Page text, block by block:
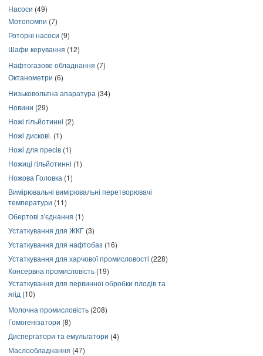
Насоси (49)
Мотопомпи (7)
Роторні насоси (9)
Шафи керування (12)
Нафтогазове обладнання (7)
Октанометри (6)
Низьковольтна апаратура (34)
Новини (29)
Ножі гільйотинні (2)
Ножі дискові. (1)
Ножі для пресів (1)
Ножиці гільйотинні (1)
Ножова Головка (1)
Вимірювальні вимірювальні перетворювачі
температури (11)
Обертові з'єднання (1)
Устаткування для ЖКГ (3)
Устаткування для нафтобаз (16)
Устаткування для харчової промисловості (228)
Консервна промисловість (19)
Устаткування для первинної обробки плодів та
ягід (10)
Молочна промисловість (208)
Гомогенізатори (8)
Диспергатори та емульгатори (4)
Маслообладнання (47)